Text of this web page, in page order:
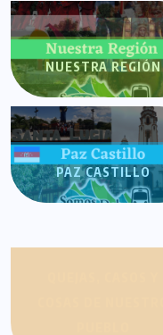
NUESTRA REGIÓN
PAZ CASTILLO